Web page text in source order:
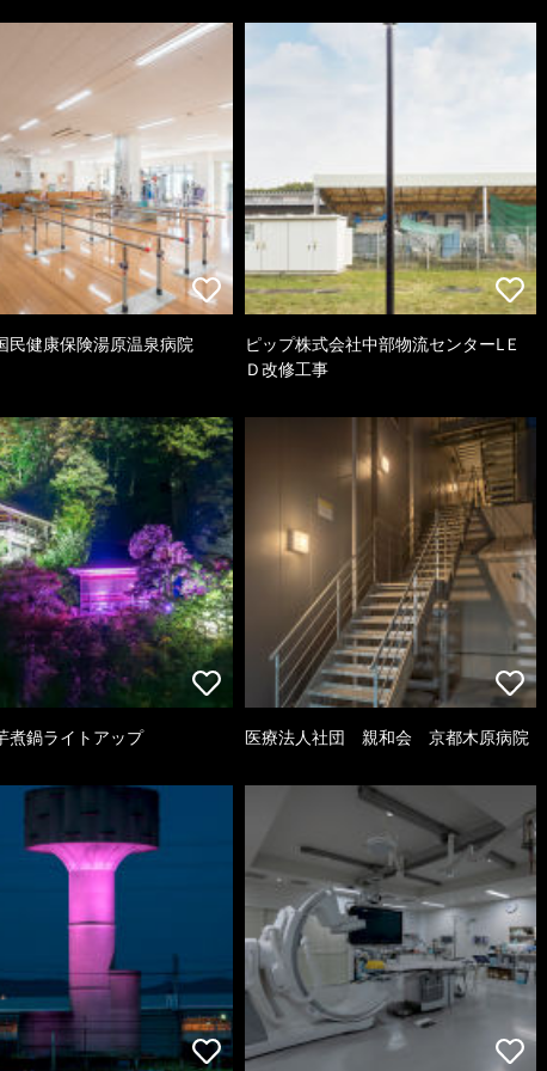
民健康保険湯原温泉病院
ピップ株式会社中部物流センターLＥ
Ｄ改修工事
煮鍋ライトアップ 医療法人社団 親和会 京都木原病院